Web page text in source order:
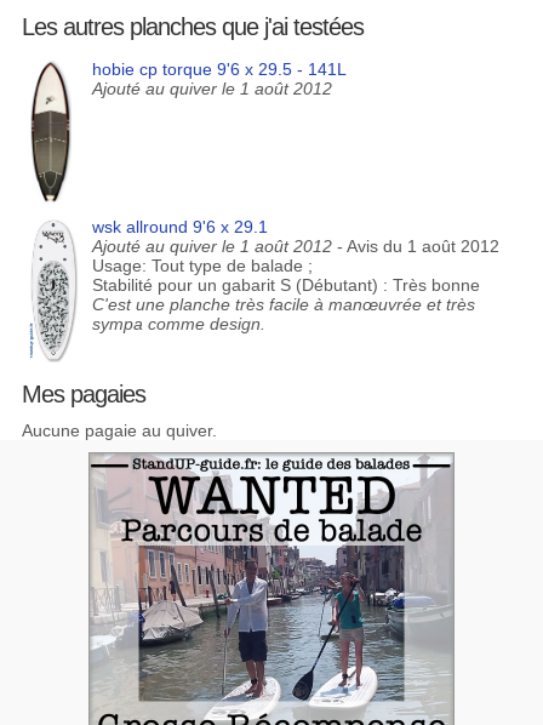
Les autres planches que j'ai testées
hobie cp torque 9'6 x 29.5 - 141L
Ajouté au quiver le 1 août 2012
wsk allround 9'6 x 29.1
Ajouté au quiver le 1 août 2012 - Avis du 1 août 2012
Usage: Tout type de balade ;
Stabilité pour un gabarit S (Débutant) : Très bonne
C'est une planche très facile à manœuvrée et très
sympa comme design.
Mes pagaies
Aucune pagaie au quiver.